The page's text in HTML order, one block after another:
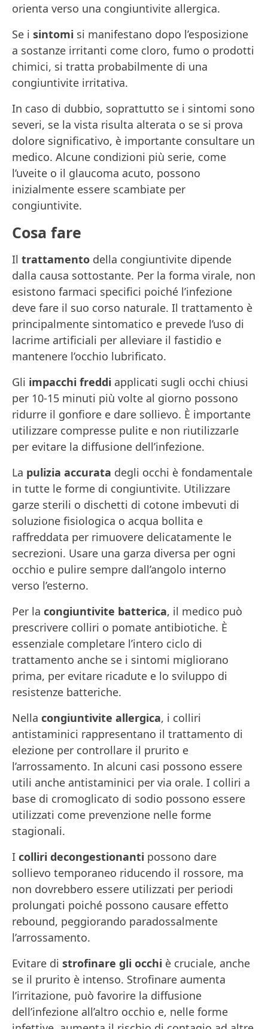
orienta verso una congiuntivite allergica.
Se i sintomi si manifestano dopo l’esposizione
a sostanze irritanti come cloro, fumo o prodotti
chimici, si tratta probabilmente di una
congiuntivite irritativa.
In caso di dubbio, soprattutto se i sintomi sono
severi, se la vista risulta alterata o se si prova
dolore significativo, è importante consultare un
medico. Alcune condizioni più serie, come
l’uveite o il glaucoma acuto, possono
inizialmente essere scambiate per
congiuntivite.
Cosa fare
Il trattamento della congiuntivite dipende
dalla causa sottostante. Per la forma virale, non
esistono farmaci specifici poiché l’infezione
deve fare il suo corso naturale. Il trattamento è
principalmente sintomatico e prevede l’uso di
lacrime artificiali per alleviare il fastidio e
mantenere l’occhio lubrificato.
Gli impacchi freddi applicati sugli occhi chiusi
per 10-15 minuti più volte al giorno possono
ridurre il gonfiore e dare sollievo. È importante
utilizzare compresse pulite e non riutilizzarle
per evitare la diffusione dell’infezione.
La pulizia accurata degli occhi è fondamentale
in tutte le forme di congiuntivite. Utilizzare
garze sterili o dischetti di cotone imbevuti di
soluzione fisiologica o acqua bollita e
raffreddata per rimuovere delicatamente le
secrezioni. Usare una garza diversa per ogni
occhio e pulire sempre dall’angolo interno
verso l’esterno.
Per la congiuntivite batterica, il medico può
prescrivere colliri o pomate antibiotiche. È
essenziale completare l’intero ciclo di
trattamento anche se i sintomi migliorano
prima, per evitare ricadute e lo sviluppo di
resistenze batteriche.
Nella congiuntivite allergica, i colliri
antistaminici rappresentano il trattamento di
elezione per controllare il prurito e
l’arrossamento. In alcuni casi possono essere
utili anche antistaminici per via orale. I colliri a
base di cromoglicato di sodio possono essere
utilizzati come prevenzione nelle forme
stagionali.
I colliri decongestionanti possono dare
sollievo temporaneo riducendo il rossore, ma
non dovrebbero essere utilizzati per periodi
prolungati poiché possono causare effetto
rebound, peggiorando paradossalmente
l’arrossamento.
Evitare di strofinare gli occhi è cruciale, anche
se il prurito è intenso. Strofinare aumenta
l’irritazione, può favorire la diffusione
dell’infezione all’altro occhio e, nelle forme